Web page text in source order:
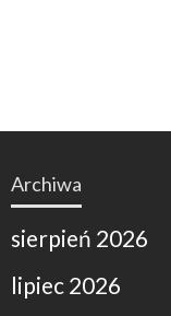
Archiwa
sierpień 2026
lipiec 2026